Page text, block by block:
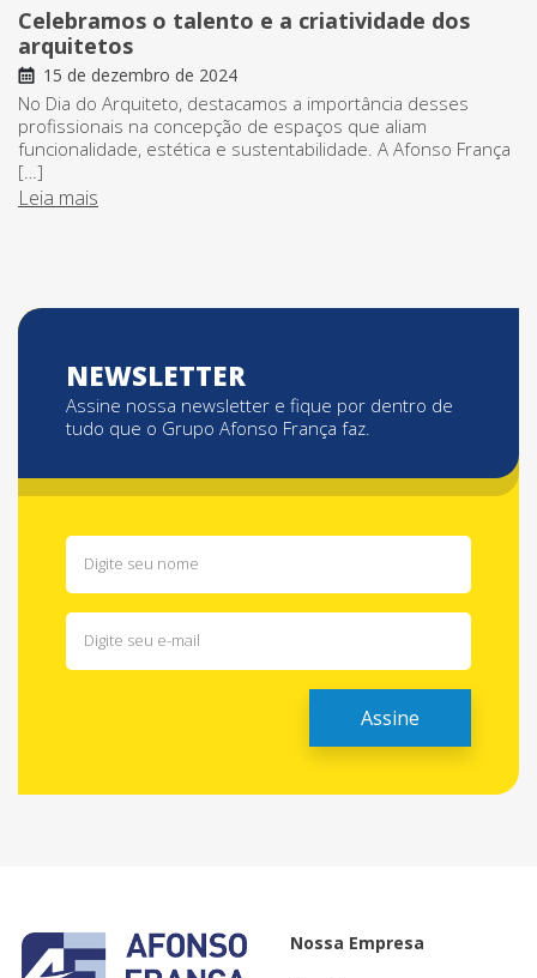
Celebramos o talento e a criatividade dos
arquitetos
15 de dezembro de 2024
No Dia do Arquiteto, destacamos a importância desses
profissionais na concepção de espaços que aliam
funcionalidade, estética e sustentabilidade. A Afonso França
[…]
Leia mais
NEWSLETTER
Assine nossa newsletter e fique por dentro de
tudo que o Grupo Afonso França faz.
Nossa Empresa